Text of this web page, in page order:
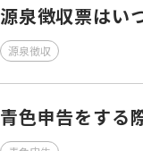
源泉徴収票はい
源泉徴収
青色申告をする